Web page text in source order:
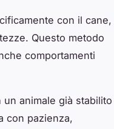
con il cane,
Questo metodo
comportamenti
animale già stabilito
con pazienza,